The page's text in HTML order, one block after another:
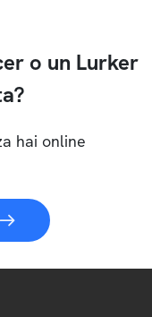
o un Lurker
hai online